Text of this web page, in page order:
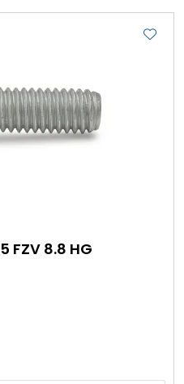
FZV 8.8 HG